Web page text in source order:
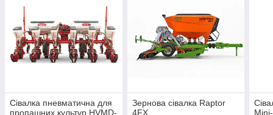
Сівалка пневматична для
пропашних культур HVMD-
Зернова сівалка Raptor
4FX